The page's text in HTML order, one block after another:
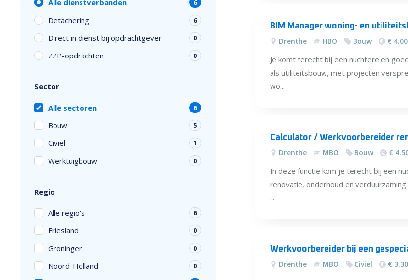
Alle dienstverbanden 6
Detachering 6
Direct in dienst bij opdrachtgever 0
ZZP-opdrachten 0
Sector
Alle sectoren 6
Bouw 5
Civiel 1
Werktuigbouw 0
Regio
Alle regio's 6
Friesland 0
Groningen 0
Noord-Holland 0
BIM Manager woning- en
Drenthe HBO Bouw €
Je komt terecht bij een nuchtere en
als utiliteitsbouw, met projecten
wo...
Calculator / Werkvoorbereider
Drenthe MBO Bouw €
In deze functie kom je terecht bij een
renovatie, onderhoud en
...
Werkvoorbereider bij een
Drenthe MBO Civiel €